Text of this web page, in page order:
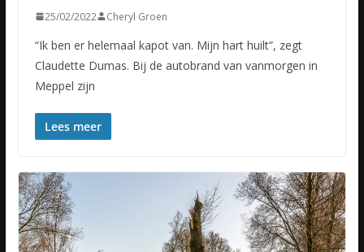
25/02/2022 Cheryl Groen
“Ik ben er helemaal kapot van. Mijn hart huilt”, zegt
Claudette Dumas. Bij de autobrand van vanmorgen in
Meppel zijn
Lees meer